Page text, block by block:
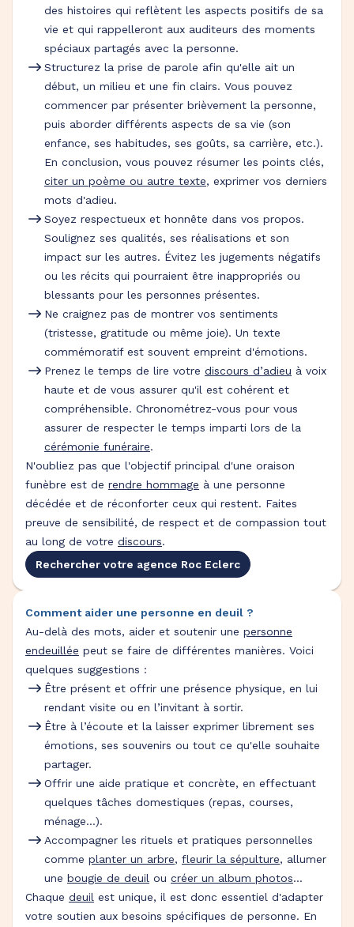
des histoires qui reflètent les aspects positifs de sa
vie et qui rappelleront aux auditeurs des moments
spéciaux partagés avec la personne.
Structurez la prise de parole afin qu'elle ait un
début, un milieu et une fin clairs. Vous pouvez
commencer par présenter brièvement la personne,
puis aborder différents aspects de sa vie (son
enfance, ses habitudes, ses goûts, sa carrière, etc.).
En conclusion, vous pouvez résumer les points clés,
citer un poème ou autre texte, exprimer vos derniers
mots d'adieu.
Soyez respectueux et honnête dans vos propos.
Soulignez ses qualités, ses réalisations et son
impact sur les autres. Évitez les jugements négatifs
ou les récits qui pourraient être inappropriés ou
blessants pour les personnes présentes.
Ne craignez pas de montrer vos sentiments
(tristesse, gratitude ou même joie). Un texte
commémoratif est souvent empreint d'émotions.
Prenez le temps de lire votre discours d’adieu à voix
haute et de vous assurer qu'il est cohérent et
compréhensible. Chronométrez-vous pour vous
assurer de respecter le temps imparti lors de la
cérémonie funéraire.
N'oubliez pas que l'objectif principal d'une oraison
funèbre est de rendre hommage à une personne
décédée et de réconforter ceux qui restent. Faites
preuve de sensibilité, de respect et de compassion tout
au long de votre discours.
Rechercher votre agence Roc Eclerc
Comment aider une personne en deuil ?
Au-delà des mots, aider et soutenir une personne
endeuillée peut se faire de différentes manières. Voici
quelques suggestions :
Être présent et offrir une présence physique, en lui
rendant visite ou en l’invitant à sortir.
Être à l’écoute et la laisser exprimer librement ses
émotions, ses souvenirs ou tout ce qu'elle souhaite
partager.
Offrir une aide pratique et concrète, en effectuant
quelques tâches domestiques (repas, courses,
ménage…).
Accompagner les rituels et pratiques personnelles
comme planter un arbre, fleurir la sépulture, allumer
une bougie de deuil ou créer un album photos…
Chaque deuil est unique, il est donc essentiel d'adapter
votre soutien aux besoins spécifiques de personne. En